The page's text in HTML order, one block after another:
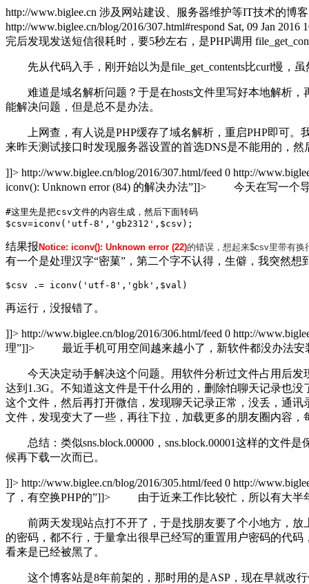
http://www.biglee.cn 涉及网站建设、服务器维护等IT技术的博客
http://www.biglee.cn/blog/2016/307.html#respond Sat, 09 Jan 2016
完后发现发送短信很耗时，要5秒左右，是PHP调用
先从代码入手，刚开始以为是file_get_contents比curl慢，
难道是域名解析问题？于是在hosts文件里写好本地解析，
能解决问题，但是总不是办法。
上网查，有人说是PHP缓存了域名解析，重启PHP即可。
来昨天测试接口时发现服务器设置的首选DNS是不能用的，
]]> http://www.biglee.cn/blog/2016/307.html/feed 0 http://
iconv(): Unknown error (84) 的解决办法”]]> 今天在写一个导
#这里先是把csv文件的内容生成，然后下面转码
$csv=iconv('utf-8','gb2312',$csv);
结果报 Notice: iconv(): Unknown error (22)的错误，想起来$csv里带有
有一个是处理汉字“密菓”，第二个字不认得，生僻，我突然
再运行，没报错了。
]]> http://www.biglee.cn/blog/2016/306.html/feed 0 http://
理”]]> 最近手机可用空间越来越小了，新软件都没办法安
今天决定动手解决这个问题。用软件分析过文件占用后发现
达到1.3G。不知道这文件是干什么用的，删除怕聊天记录也
这个文件，然后再打开微信，发现聊天记录正常，没丢，通讯
文件，发现变大了一些，再往下拉，加载更多的朋友圈内容
总结：类似sns.block.00000，sns.block.00001这样的文件
候再下载一次而已。
]]> http://www.biglee.cn/blog/2016/305.html/feed 0 http://
了，有空换PHP的”]]> 由于近来工作比较忙，所以有大半
前两天发现站点打不开了，于是找朋友要了个小地方，放
的密码，都不行，于量拿出很早已经写的重置用户密码的代
看来是已经被黑了。
这个博客站是8年前架的，那时用的是ASP，现在早就改行